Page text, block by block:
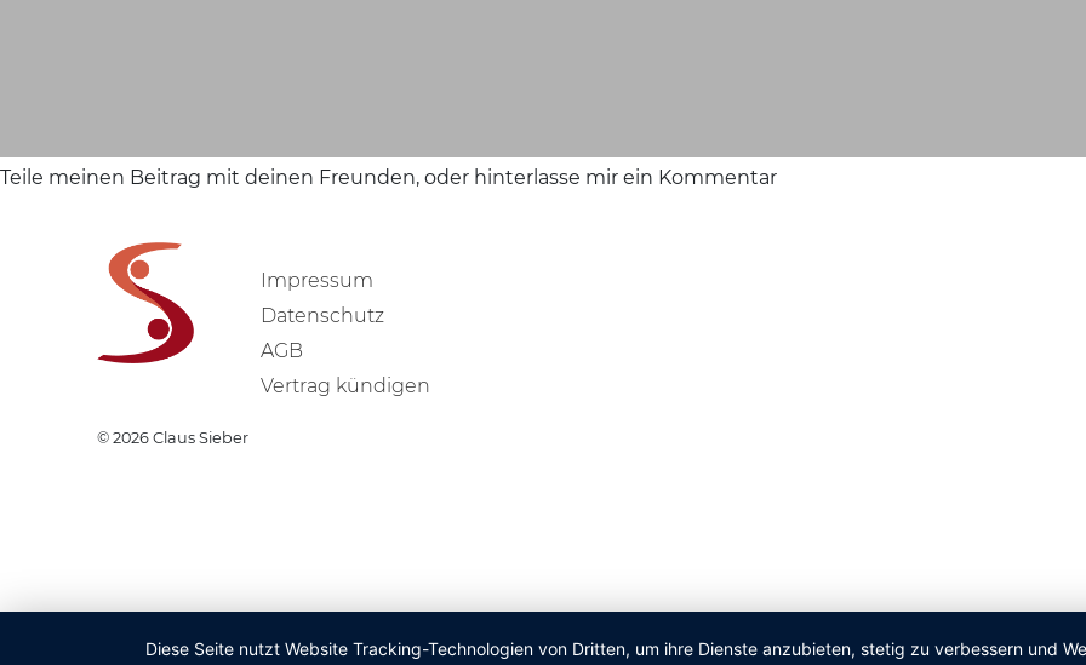
Teile meinen Beitrag mit deinen Freunden, oder hinterlasse mir ein Kommentar
Diese Seite nutzt Website Tracking-Technologien von Dritten, um ihre Dienste anzubieten, stetig zu verbessern und
Impressum
Datenschutz
AGB
Vertrag kündigen
© 2026 Claus Sieber